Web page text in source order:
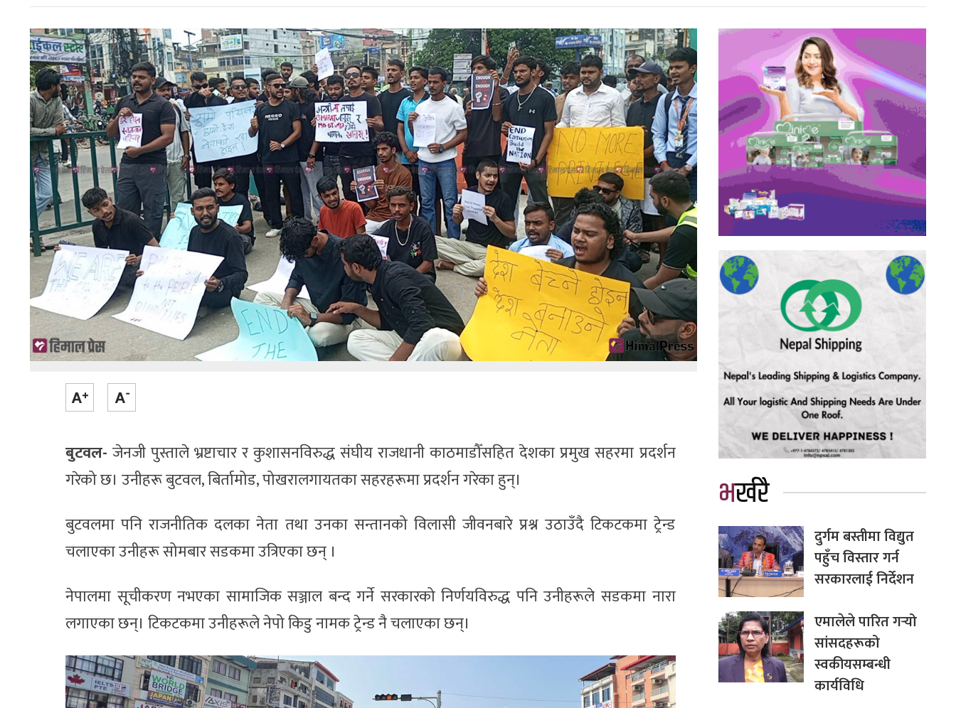
बुटवल- जेनजी पुस्ताले भ्रष्टाचार र कुशासनविरुद्ध संघीय राजधानी काठमाडौँसहित देशका प्रमुख सहरमा प्रदर्शन
गरेको छ। उनीहरू बुटवल, बिर्तामोड, पोखरालगायतका सहरहरूमा प्रदर्शन गरेका हुन्।
बुटवलमा पनि राजनीतिक दलका नेता तथा उनका सन्तानको विलासी जीवनबारे प्रश्न उठाउँदै टिकटकमा ट्रेन्ड
चलाएका उनीहरू सोमबार सडकमा उत्रिएका छन् ।
नेपालमा सूचीकरण नभएका सामाजिक सञ्जाल बन्द गर्ने सरकारको निर्णयविरुद्ध पनि उनीहरूले सडकमा नारा
लगाएका छन्। टिकटकमा उनीहरूले नेपो किडु नामक ट्रेन्ड नै चलाएका छन्।
भर्खरै
दुर्गम बस्तीमा विद्युत
पहुँच विस्तार गर्न
सरकारलाई निर्देशन
एमालेले पारित गर्‍यो
सांसदहरूको
स्वकीयसम्बन्धी
कार्यविधि